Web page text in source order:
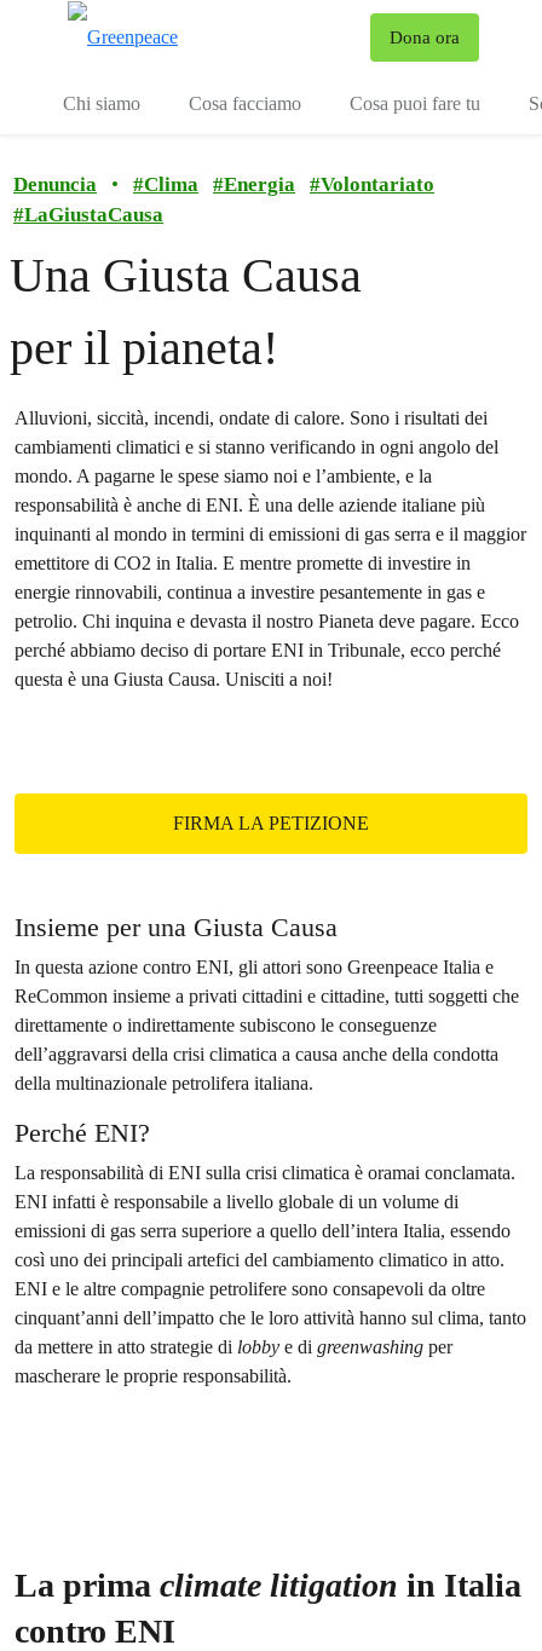
Dona ora
Chi siamo Cosa facciamo Cosa puoi fare tu
Denuncia • #Clima #Energia #Volontariato
#LaGiustaCausa
Una Giusta Causa
per il pianeta!
Alluvioni, siccità, incendi, ondate di calore. Sono i risultati dei
cambiamenti climatici e si stanno verificando in ogni angolo del
mondo. A pagarne le spese siamo noi e l’ambiente, e la
responsabilità è anche di ENI. È una delle aziende italiane più
inquinanti al mondo in termini di emissioni di gas serra e il maggior
emettitore di CO2 in Italia. E mentre promette di investire in
energie rinnovabili, continua a investire pesantemente in gas e
petrolio. Chi inquina e devasta il nostro Pianeta deve pagare. Ecco
perché abbiamo deciso di portare ENI in Tribunale, ecco perché
questa è una Giusta Causa. Unisciti a noi!
FIRMA LA PETIZIONE
Insieme per una Giusta Causa
In questa azione contro ENI, gli attori sono Greenpeace Italia e
ReCommon insieme a privati cittadini e cittadine, tutti soggetti che
direttamente o indirettamente subiscono le conseguenze
dell’aggravarsi della crisi climatica a causa anche della condotta
della multinazionale petrolifera italiana.
Perché ENI?
La responsabilità di ENI sulla crisi climatica è oramai conclamata.
ENI infatti è responsabile a livello globale di un volume di
emissioni di gas serra superiore a quello dell’intera Italia, essendo
così uno dei principali artefici del cambiamento climatico in atto.
ENI e le altre compagnie petrolifere sono consapevoli da oltre
cinquant’anni dell’impatto che le loro attività hanno sul clima, tanto
da mettere in atto strategie di lobby e di greenwashing per
mascherare le proprie responsabilità.
La prima climate litigation in Italia
contro ENI